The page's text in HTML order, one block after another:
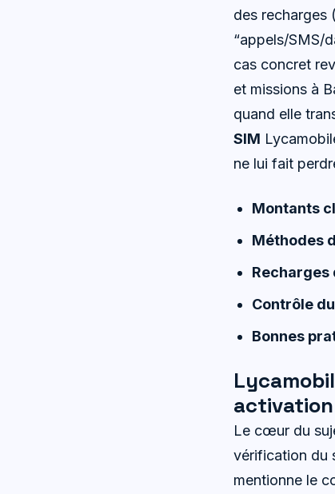
des recharges
“appels/SMS/
cas concret
et missions à
quand elle
SIM
ne lui fait
Montants
Méthodes
Recharges
Contrôle
Bonnes
Le cœur du
vérification du
mentionne le